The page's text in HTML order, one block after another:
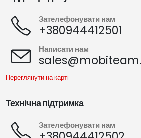
Переглянути на карті
Технічна підтримка
billing@mobiteam.ua